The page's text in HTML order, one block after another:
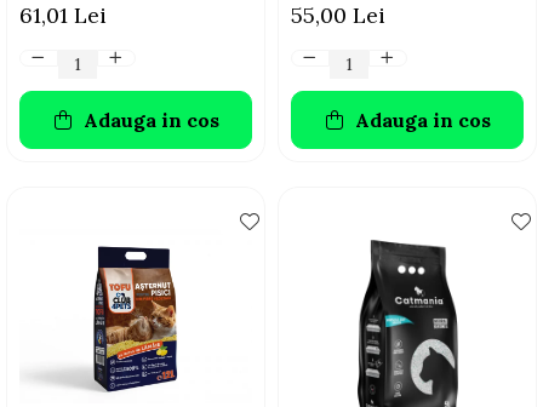
61,01 Lei
Adauga in cos
55,00 Lei
Adauga in cos